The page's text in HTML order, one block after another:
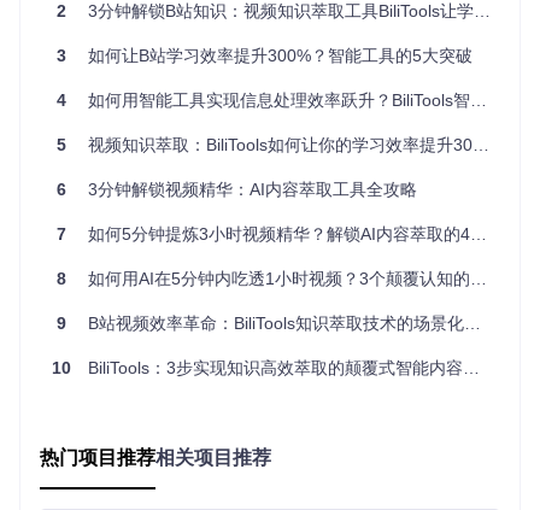
动观看"到"主动萃取"的范式转变。与人工笔记相比，智能解析
增加了语义理解和知识组织的深度。
功能价值的量化分析
为直观展示智能解析功能的实际价值，我们对不同类型视频的
处理效果进行了对比测试：
类型
原视频
时长
解析
耗时
摘要完
整度
知识保
留率
省比例
类
45分钟 22秒 92% 88% 85%
演讲
30分钟 15秒 89% 91% 80%
访谈
测试数据表明，智能解析功能能够在极短时间内保留视频中8
5%以上的核心知识，平均为用户节省84%的内容消化时间，
显著提升了知识获取效率。
2 3分钟解锁B站知识：视频知识萃取工具BiliTools让学习效率翻倍
3 如何让B站学习效率提升300%？智能工具的5大突破
4 如何用智能工具实现信息处理效率跃升？BiliTools智能内容萃取功能全解析
5 视频知识萃取：BiliTools如何让你的学习效率提升300%？
6 3分钟解锁视频精华：AI内容萃取工具全攻略
7 如何5分钟提炼3小时视频精华？解锁AI内容萃取的4大核心突破
8 如何用AI在5分钟内吃透1小时视频？3个颠覆认知的方法
9 B站视频效率革命：BiliTools知识萃取技术的场景化应用指南
10 BiliTools：3步实现知识高效萃取的颠覆式智能内容提炼工具
热门项目推荐相关项目推荐